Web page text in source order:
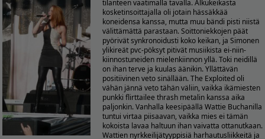
tilanteen vaatimalla tavalla. Alkukeikasta
kosketinsoittajalla oli jotain hässäkkää
koneidensa kanssa, mutta muu bändi pisti niistä
välittämättä parastaan. Soittoniekkojen päät
pyörivät synkronoidusti koko keikan, ja Simonen
ylikireät pvc-pöksyt pitivät musiikista ei-niin-
kiinnostuneiden mielenkiinnon yllä. Toki neidillä
on ihan terve ja kuulas äänikin. Yllättävän
positiivinen veto sinällään. The Exploited oli
vähän jännä veto tähän väliin, vaikka ikämiesten
punkki flirttailee thrash metalin kanssa aika
paljonkin. Vanhalla keesipäällä Wattie Buchanilla
tuntui virtaa piisaavan, vaikka mies ei tämän
kokoista lavaa haltuun ihan vaivatta ottanutkaan.
Wattien nyrkkeilijätyyppisiä harhautusliikkeitä ja